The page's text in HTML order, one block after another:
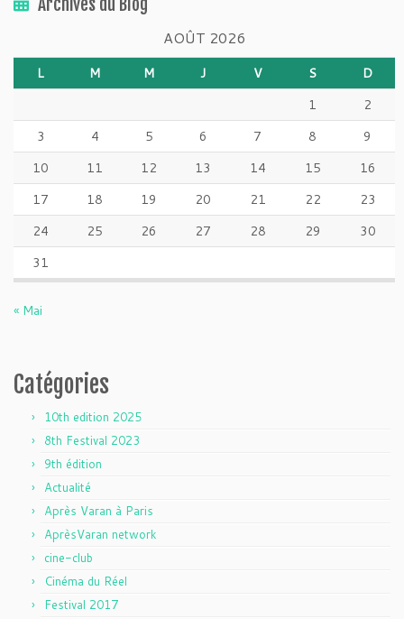
Archives du Blog
AOÛT 2026
L M M J V S
D
1
2
3
4 5 6 7 8
9
10
11 12 13 14 15
16
17
18 19 20 21 22
23
24
25 26 27 28 29
30
31
« Mai
Catégories
10th edition 2025
8th Festival 2023
9th édition
Actualité
Après Varan à Paris
AprèsVaran network
cine-club
Cinéma du Réel
Festival 2017